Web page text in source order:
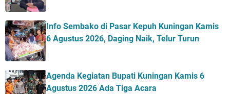
Info Sembako di Pasar Kepuh Kuningan Kamis
6 Agustus 2026, Daging Naik, Telur Turun
Agenda Kegiatan Bupati Kuningan Kamis 6
Agustus 2026 Ada Tiga Acara